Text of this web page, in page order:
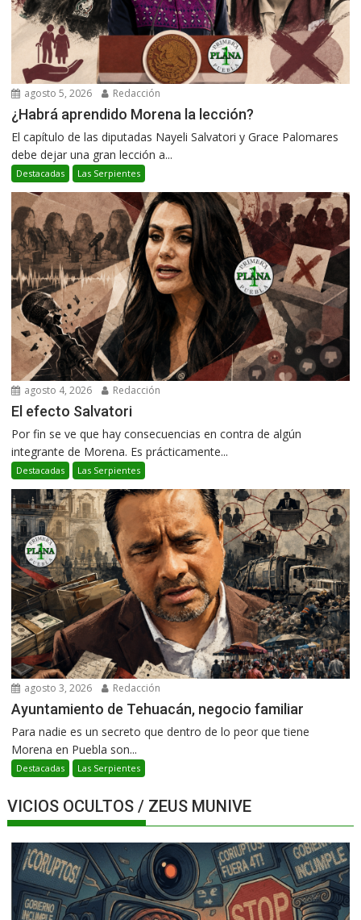
agosto 5, 2026 Redacción
¿Habrá aprendido Morena la lección?
El capítulo de las diputadas Nayeli Salvatori y Grace Palomares
debe dejar una gran lección a...
Destacadas Las Serpientes
agosto 4, 2026 Redacción
El efecto Salvatori
Por fin se ve que hay consecuencias en contra de algún
integrante de Morena. Es prácticamente...
Destacadas Las Serpientes
agosto 3, 2026 Redacción
Ayuntamiento de Tehuacán, negocio familiar
Para nadie es un secreto que dentro de lo peor que tiene
Morena en Puebla son...
Destacadas Las Serpientes
VICIOS OCULTOS / ZEUS MUNIVE